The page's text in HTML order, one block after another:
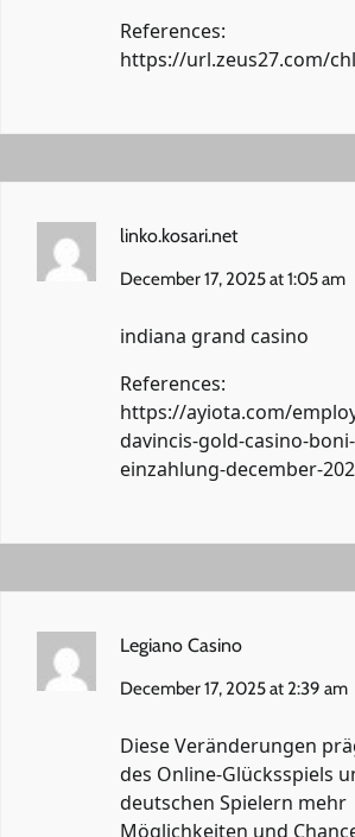
References:
https://url.zeus27.com/
linko.kosari.net
December 17, 2025 at 1:05 am
indiana grand casino
References:
https://ayiota.com/
davincis-gold-casino-
einzahlung-december-
Legiano Casino
December 17, 2025 at 2:39 am
Diese Veränderungen
des Online-Glücksspiels
deutschen Spielern mehr
Möglichkeiten und